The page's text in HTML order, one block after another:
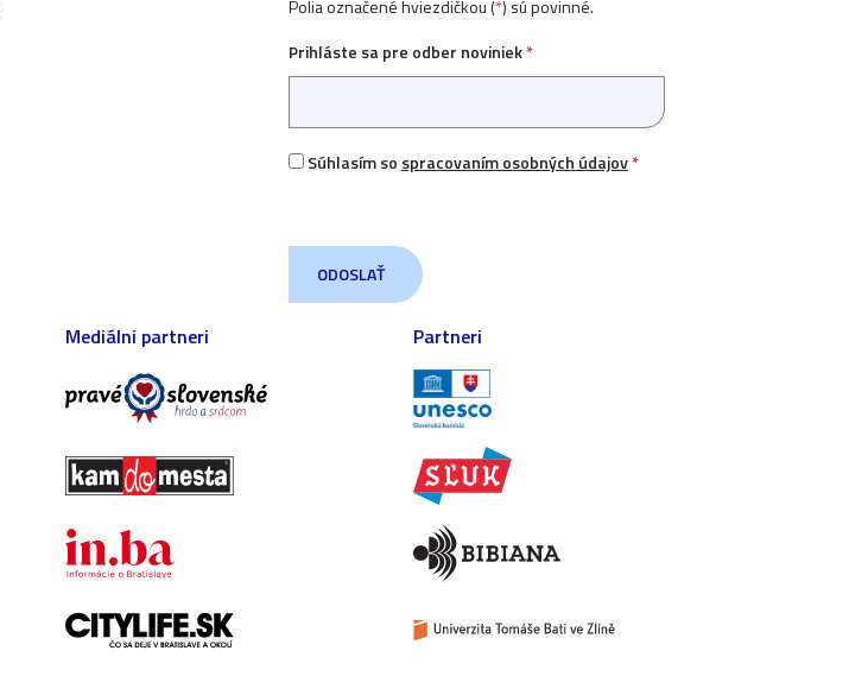
Polia označené hviezdičkou (*) sú povinné.
Prihláste sa pre odber noviniek*
Súhlasím so spracovaním osobných údajov*
Mediálni partneri Partneri